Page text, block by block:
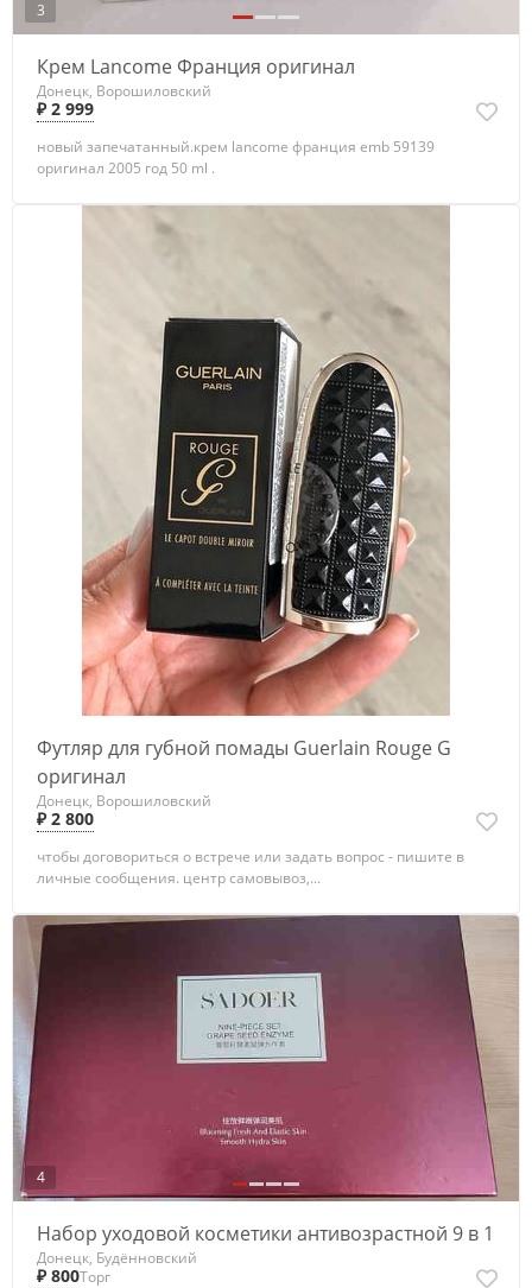
3
Крем Lancome Франция оригинал
Донецк, Ворошиловский
₽ 2 999
новый запечатанный.крем lancome франция emb 59139
оригинал 2005 год 50 ml .
Футляр для губной помады Guerlain Rouge G
оригинал
Донецк, Ворошиловский
₽ 2 800
чтобы договориться о встрече или задать вопрос - пишите в
личные сообщения. центр самовывоз,...
4
Набор уходовой косметики антивозрастной 9 в 1
Донецк, Будённовский
₽ 800Торг